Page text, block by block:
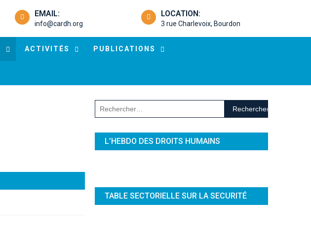
EMAIL:
info@cardh.org
LOCATION:
3 rue Charlevoix, Bourdon
ACTIVITÉS PUBLICATIONS
Rechercher :
L’HEBDO DES DROITS HUMAINS
TABLE SECTORIELLE SUR LA SECURITÉ